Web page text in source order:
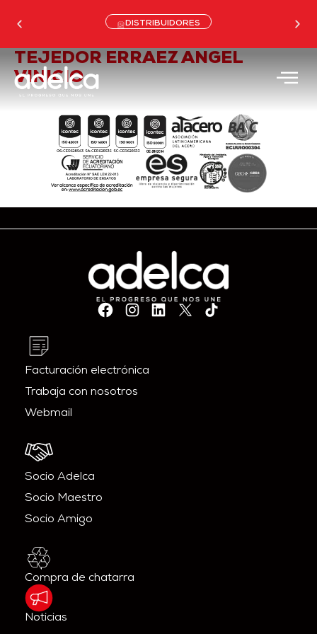
DISTRIBUIDORES
TEJEDOR ERRAEZ ANGEL
VINICIO
Facturación electrónica
Trabaja con nosotros
Webmail
Socio Adelca
Socio Maestro
Socio Amigo
Compra de chatarra
Noticias